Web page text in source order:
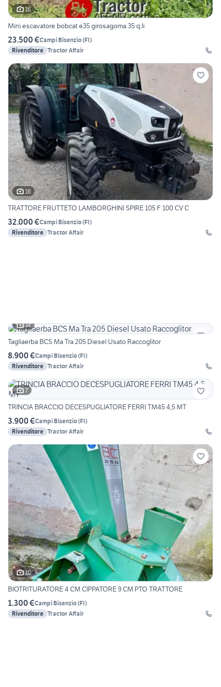
16
Mini escavatore bobcat e35 girosagoma 35 q.li
23.500 €Campi Bisenzio(FI)
Rivenditore Tractor Affair
16
TRATTORE FRUTTETO LAMBORGHINI SPIRE 105 F 100 CV C
32.000 €Campi Bisenzio(FI)
Rivenditore Tractor Affair
14
Tagliaerba BCS Ma Tra 205 Diesel Usato Raccoglitor
8.900 €Campi Bisenzio(FI)
Rivenditore Tractor Affair
7
TRINCIA BRACCIO DECESPUGLIATORE FERRI TM45 4,5 MT
3.900 €Campi Bisenzio(FI)
Rivenditore Tractor Affair
10
BIOTRITURATORE 4 CM CIPPATORE 9 CM PTO TRATTORE
1.300 €Campi Bisenzio(FI)
Rivenditore Tractor Affair